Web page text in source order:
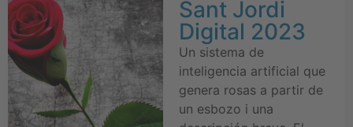
Sant Jordi
Digital 2023
Un sistema de
inteligencia artificial que
genera rosas a partir de
un esbozo i una